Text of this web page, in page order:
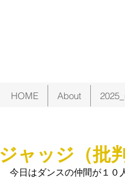
HOME About
ジャッジ（批判
今日はダンスの仲間が１０